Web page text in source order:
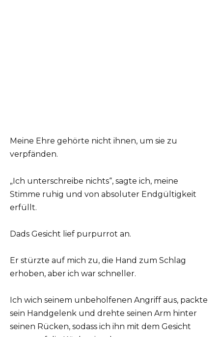
Meine Ehre gehörte nicht ihnen, um sie zu
verpfänden.
„Ich unterschreibe nichts“, sagte ich, meine
Stimme ruhig und von absoluter Endgültigkeit
erfüllt.
Dads Gesicht lief purpurrot an.
Er stürzte auf mich zu, die Hand zum Schlag
erhoben, aber ich war schneller.
Ich wich seinem unbeholfenen Angriff aus, packte
sein Handgelenk und drehte seinen Arm hinter
seinen Rücken, sodass ich ihn mit dem Gesicht